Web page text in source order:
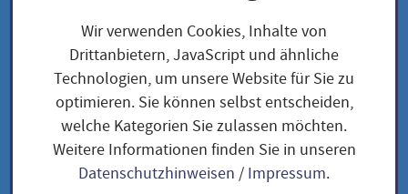
Kohl und Körner
Kohl und Körner
Wir verwenden Cookies, Inhalte von
Drittanbietern, JavaScript und ähnliche
Technologien, um unsere Website für Sie zu
optimieren. Sie können selbst entscheiden,
welche Kategorien Sie zulassen möchten.
Weitere Informationen finden Sie in unseren
Datenschutzhinweisen / Impressum.